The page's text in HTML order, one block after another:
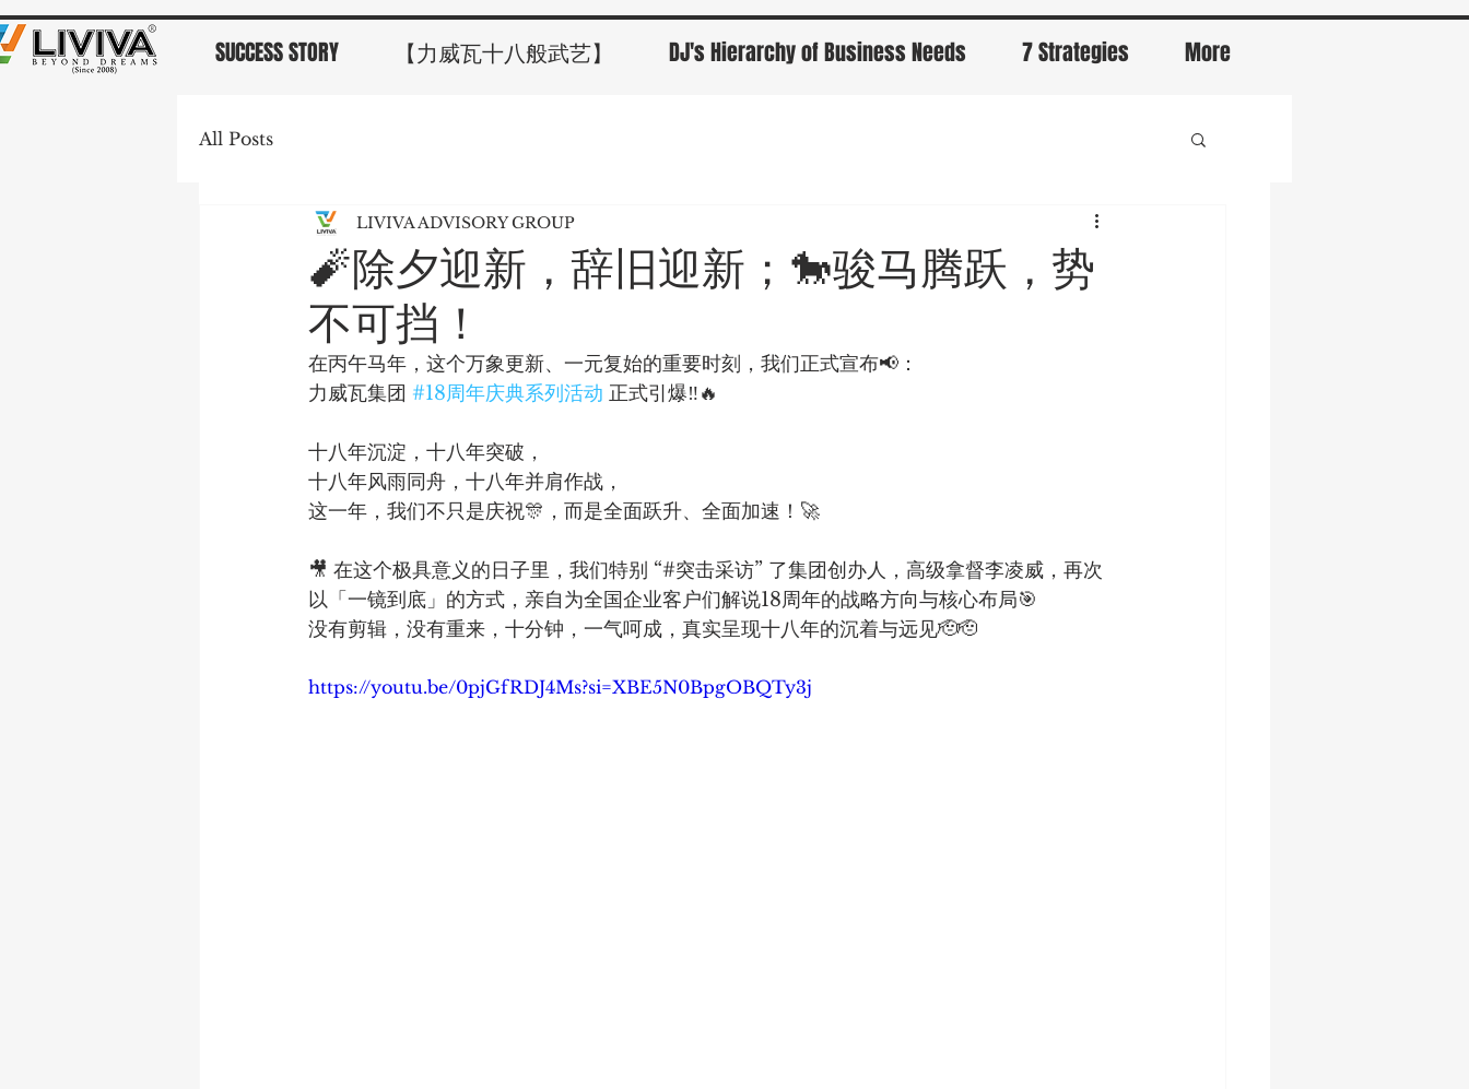
SUCCESS STORY 【力威瓦十八般武艺】 DJ's Hierarchy of Business Needs 7 Strategies More
All Posts
🧨除夕迎新，辞旧迎新；🐎骏马腾跃，势
不可挡！
LIVIVA ADVISORY GROUP
在丙午马年，这个万象更新、一元复始的重要时刻，我们正式宣布📢：
力威瓦集团 #18周年庆典系列活动 正式引爆‼️🔥
十八年沉淀，十八年突破，
十八年风雨同舟，十八年并肩作战，
这一年，我们不只是庆祝🎊，而是全面跃升、全面加速！🚀
🎥 在这个极具意义的日子里，我们特别 “#突击采访” 了集团创办人，高级拿督李凌威，再次
以「一镜到底」的方式，亲自为全国企业客户们解说18周年的战略方向与核心布局🎯
没有剪辑，没有重来，十分钟，一气呵成，真实呈现十八年的沉着与远见🫡🫡
https://youtu.be/0pjGfRDJ4Ms?si=XBE5N0BpgOBQTy3j